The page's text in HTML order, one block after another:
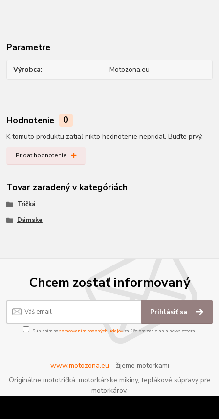
Parametre
Výrobca Motozona.eu
Hodnotenie 0
K tomuto produktu zatiaľ nikto hodnotenie nepridal. Buďte prvý.
Pridať hodnotenie
Tovar zaradený v kategóriách
Tričká
Dámske
Chcem zostať informovaný
Prihlásiť sa
Súhlasím sospracovaním osobných údajov za účelom zasielania newslettera.
www.motozona.eu - žijeme motorkami
Originálne mototričká, motorkárske mikiny, teplákové súpravy pre
motorkárov.